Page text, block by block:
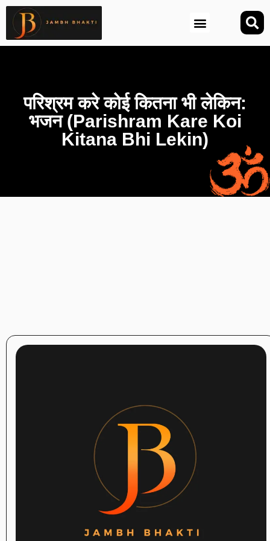
परिश्रम करे कोई कितना भी लेकिन:
भजन (Parishram Kare Koi
Kitana Bhi Lekin)